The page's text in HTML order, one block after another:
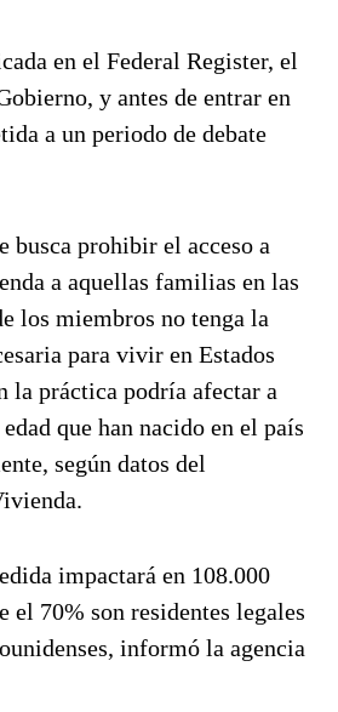
en el Federal Register, el
y antes de entrar en
a un periodo de debate
busca prohibir el acceso a
a aquellas familias en las
los miembros no tenga la
para vivir en Estados
la práctica podría afectar a
que han nacido en el país
según datos del
impactará en 108.000
el 70% son residentes legales
informó la agencia